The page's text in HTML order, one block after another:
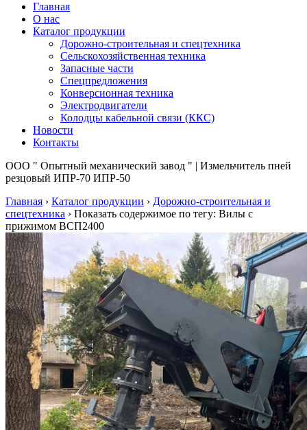
Главная
О нас
Каталог продукции
Дорожно-строительная и спецтехника
Сельскохозяйственная техника
Запасные части
Спецпредложения
Конверсионная техника
Электродвигатели
Колодцы кабельной связи (ККС)
Новости
Контакты
ООО " Опытный механический завод " | Измельчитель пней
резцовый ИПР-70 ИПР-50
Главная › Каталог продукции › Дорожно-строительная и
спецтехника › Показать содержимое по тегу: Вилы с
прижимом ВСП2400